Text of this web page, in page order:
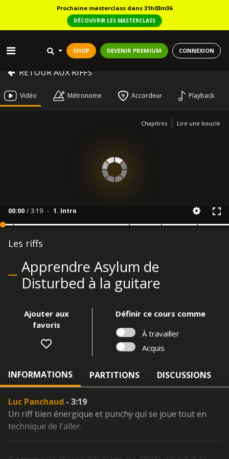
Prochaine masterclass dans 31h03m36
DÉCOUVRIR LES MASTERCLASS
SHOP DEVENIR PREMIUM CONNEXION
RETOUR AUX RIFFS
Vidéo Métronome Accordeur Playback
Chapitres Lire une boucle
00:00 / 3:19 - 1. Intro
Les riffs
Apprendre Asylum de
Disturbed à la guitare
Ajouter aux
favoris
Définir ce cours comme
À travailler
Acquis
INFORMATIONS PARTITIONS DISCUSSIONS
Luc Panchaud - 3:19
Un riff bien énergique et punchy qui se joue tout en
technique de l'aller.